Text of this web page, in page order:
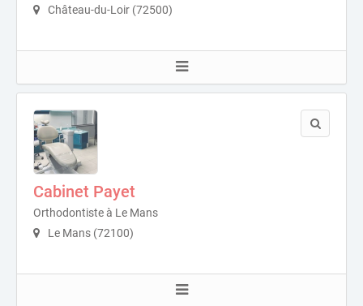
Château-du-Loir (72500)
Cabinet Payet
Orthodontiste à Le Mans
Le Mans (72100)